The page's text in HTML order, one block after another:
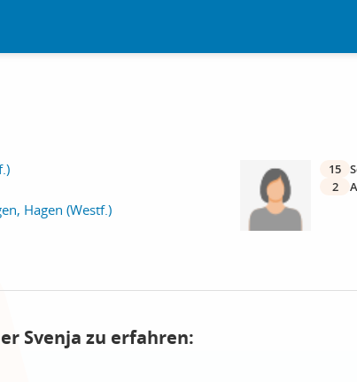
Hagen (Westf.)
15
2
Svenja zu erfahren: